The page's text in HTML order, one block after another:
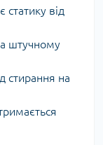
від
штучному
стирання на